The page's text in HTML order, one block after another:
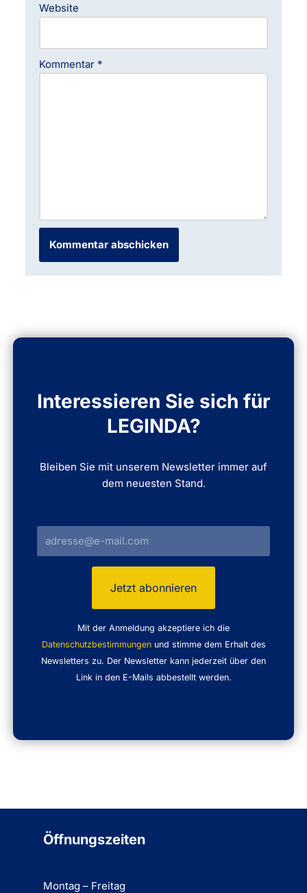
Website
Kommentar *
Interessieren Sie sich für
LEGINDA?
Bleiben Sie mit unserem Newsletter immer auf
dem neuesten Stand.
Mit der Anmeldung akzeptiere ich die
Datenschutzbestimmungenund stimme dem Erhalt des
Newsletters zu. Der Newsletter kann jederzeit über den
Link in den E-Mails abbestellt werden.
Öffnungszeiten
Montag – Freitag